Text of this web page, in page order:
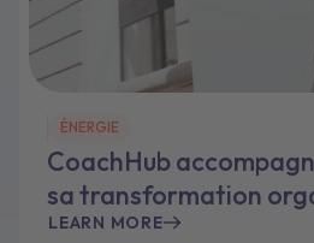
ÉNERGIE
CoachHub
sa transformation
LEARN MORE